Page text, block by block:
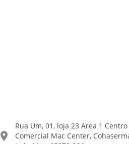
Rua Um, 01, loja 23 Area 1 Centro
Comercial Mac Center,